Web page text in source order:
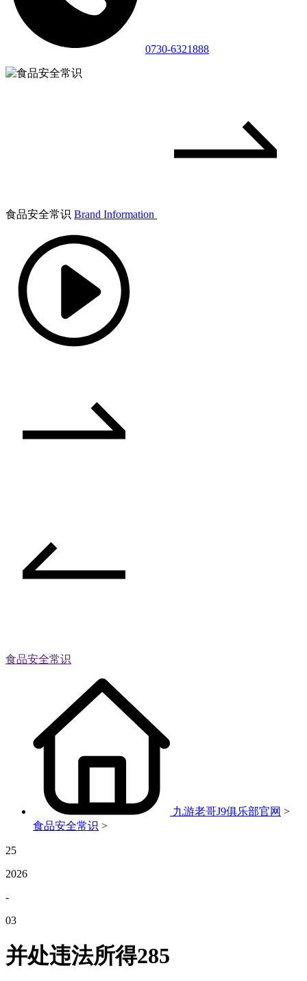
0730-6321888
食品安全常识 Brand Information
食品安全常识
九游老哥J9俱乐部官网 >
食品安全常识 >
25
2026
-
03
并处违法所得285